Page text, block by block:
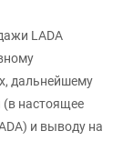
LADA
дальнейшему
настоящее
и выводу на